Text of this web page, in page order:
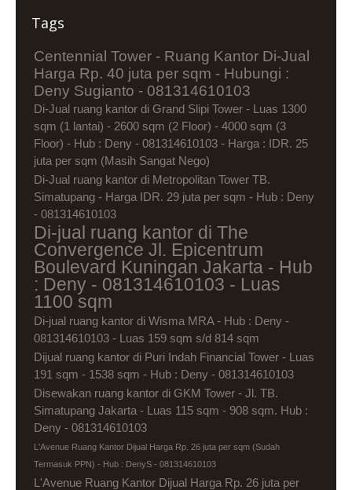
Tags
Centennial Tower - Ruang Kantor Di-Jual
Harga Rp. 40 juta per sqm - Hubungi :
Deny Sugianto - 081314610103
Di-Jual ruang kantor di Grand Slipi Tower - Luas 1300
sqm (1 lantai) - 2600 sqm (2 Floor) - 4000 sqm (3
Floor) - Hub : Deny - 081314610103 - Harga : IDR. 25
juta per sqm (Masih Sangat Nego)
Di-Jual ruang kantor di Metropolitan Tower TB.
Simatupang - Harga IDR. 29 juta per sqm - Hub : Deny
- 081314610103
Di-jual ruang kantor di The
Convergence Jl. Epicentrum
Boulevard Kuningan Jakarta - Hub
: Deny - 081314610103 - Luas
1100 sqm
Di-jual ruang kantor di Wisma MRA - Hub : Deny -
081314610103 - Luas 159 sqm s/d 814 sqm
Dijual ruang kantor di Puri Indah Financial Tower - Luas
191 sqm - 1538 sqm - Hub : Deny - 081314610103
Disewakan ruang kantor di GKM Tower - Jl. TB.
Simatupang Jakarta - Luas 115 sqm - 908 sqm. Hub :
Deny - 081314610103
L'Avenue Ruang Kantor Dijual Harga Rp. 26 juta per sqm (Sudah
Termasuk PPN) - Hub : DenyS - 081314610103
L'Avenue Ruang Kantor Dijual Harga Rp. 26 juta per